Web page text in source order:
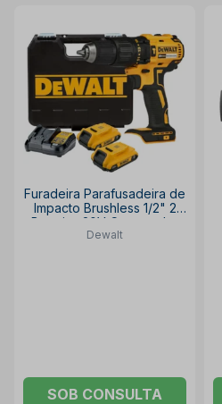
Furadeira Parafusadeira de
Impacto Brushless 1/2" 2
Baterias 20V Carregador
Bivolt e Maleta
Dewalt
SOB CONSULTA